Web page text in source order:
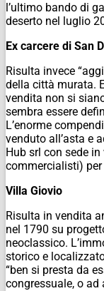
l’ultimo bando di
deserto nel luglio
Ex carcere di San
Risulta invece
della città murata.
vendita non si
sembra essere
L’enorme
venduto all’asta e
Hub srl con sede
commercialisti)
Villa Giovio
Risulta in vendita
nel 1790 su
neoclassico.
storico e
“ben si presta da
congressuale, o ad